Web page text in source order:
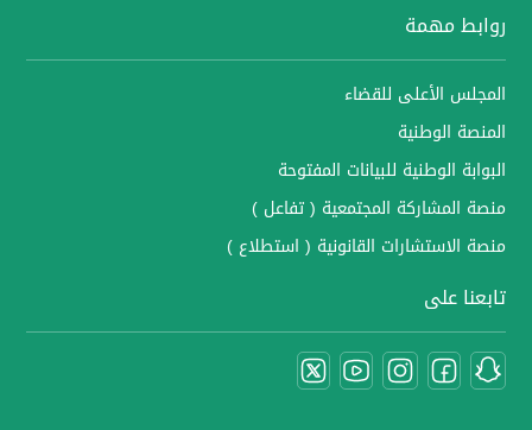
روابط مهمة
المجلس الأعلى للقضاء
المنصة الوطنية
البوابة الوطنية للبيانات المفتوحة
منصة المشاركة المجتمعية ( تفاعل )
منصة الاستشارات القانونية ( استطلاع )
تابعنا على